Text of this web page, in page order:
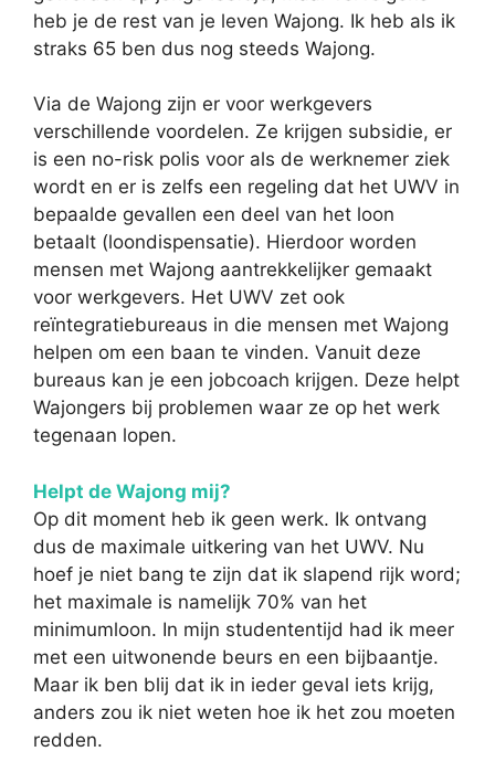
heb je de rest van je leven Wajong. Ik heb als ik
straks 65 ben dus nog steeds Wajong.
Via de Wajong zijn er voor werkgevers
verschillende voordelen. Ze krijgen subsidie, er
is een no-risk polis voor als de werknemer ziek
wordt en er is zelfs een regeling dat het UWV in
bepaalde gevallen een deel van het loon
betaalt (loondispensatie). Hierdoor worden
mensen met Wajong aantrekkelijker gemaakt
voor werkgevers. Het UWV zet ook
reïntegratiebureaus in die mensen met Wajong
helpen om een baan te vinden. Vanuit deze
bureaus kan je een jobcoach krijgen. Deze helpt
Wajongers bij problemen waar ze op het werk
tegenaan lopen.
Helpt de Wajong mij?
Op dit moment heb ik geen werk. Ik ontvang
dus de maximale uitkering van het UWV. Nu
hoef je niet bang te zijn dat ik slapend rijk word;
het maximale is namelijk 70% van het
minimumloon. In mijn studententijd had ik meer
met een uitwonende beurs en een bijbaantje.
Maar ik ben blij dat ik in ieder geval iets krijg,
anders zou ik niet weten hoe ik het zou moeten
redden.